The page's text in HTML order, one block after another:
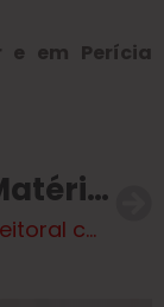
e em Perícia
Mais Matérias
Justiça Eleitoral começa a convocar mesários para eleições de 2026